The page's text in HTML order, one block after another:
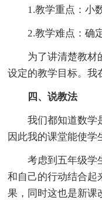
1.教学重点：小数
2.教学难点：确定
为了讲清楚教材的
设定的教学目标。我
四、说教法
我们都知道数学是
因此我的课堂能使学
考虑到五年级学生
和自己的行动结合起
果，同时这也是新课